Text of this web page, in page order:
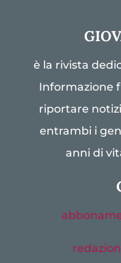
è la rivista
Informazione
riportare
entrambi i
anni di